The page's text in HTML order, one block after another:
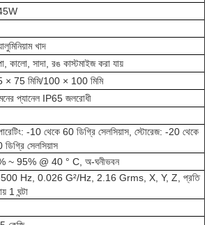
খাদ
কালো, সাদা, রঙ কাস্টমাইজ করা যায়
× 75 মিমি/100 × 100 মিমি
প্যানেল IP65 জলরোধী
-10 থেকে 60 ডিগ্রি সেলসিয়াস, স্টোরেজ: -20 থেকে
ডিগ্রি সেলসিয়াস
~ 95% @ 40 ° C, অ-ঘনীভবন
Hz, 0.026 G²/Hz, 2.16 Grms, X, Y, Z, প্রতি
1 ঘন্টা